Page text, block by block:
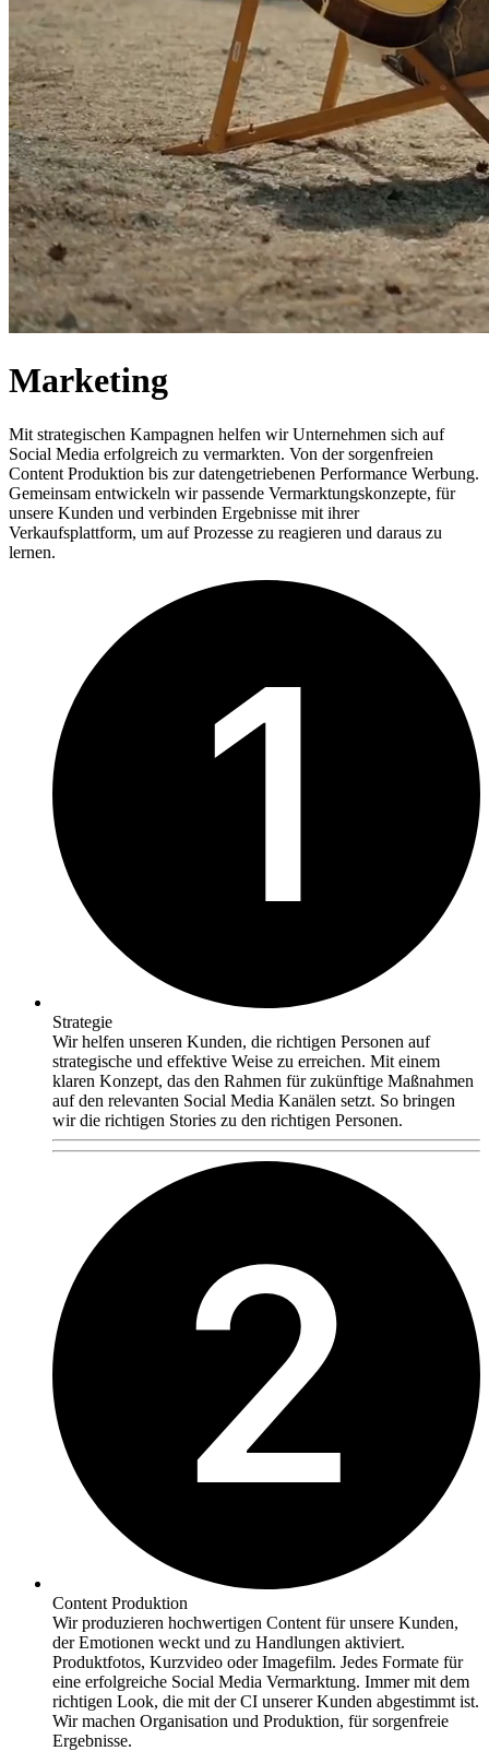
Marketing
Mit strategischen Kampagnen helfen wir Unternehmen sich auf
Social Media erfolgreich zu vermarkten. Von der sorgenfreien
Content Produktion bis zur datengetriebenen Performance Werbung.
Gemeinsam entwickeln wir passende Vermarktungskonzepte, für
unsere Kunden und verbinden Ergebnisse mit ihrer
Verkaufsplattform, um auf Prozesse zu reagieren und daraus zu
lernen.
Strategie
Wir helfen unseren Kunden, die richtigen Personen auf
strategische und effektive Weise zu erreichen. Mit einem
klaren Konzept, das den Rahmen für zukünftige Maßnahmen
auf den relevanten Social Media Kanälen setzt. So bringen
wir die richtigen Stories zu den richtigen Personen.
Content Produktion
Wir produzieren hochwertigen Content für unsere Kunden,
der Emotionen weckt und zu Handlungen aktiviert.
Produktfotos, Kurzvideo oder Imagefilm. Jedes Formate für
eine erfolgreiche Social Media Vermarktung. Immer mit dem
richtigen Look, die mit der CI unserer Kunden abgestimmt ist.
Wir machen Organisation und Produktion, für sorgenfreie
Ergebnisse.